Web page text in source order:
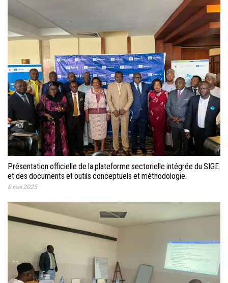
Présentation officielle de la plateforme sectorielle intégrée du SIGE
et des documents et outils conceptuels et méthodologie.
8 mai 2025